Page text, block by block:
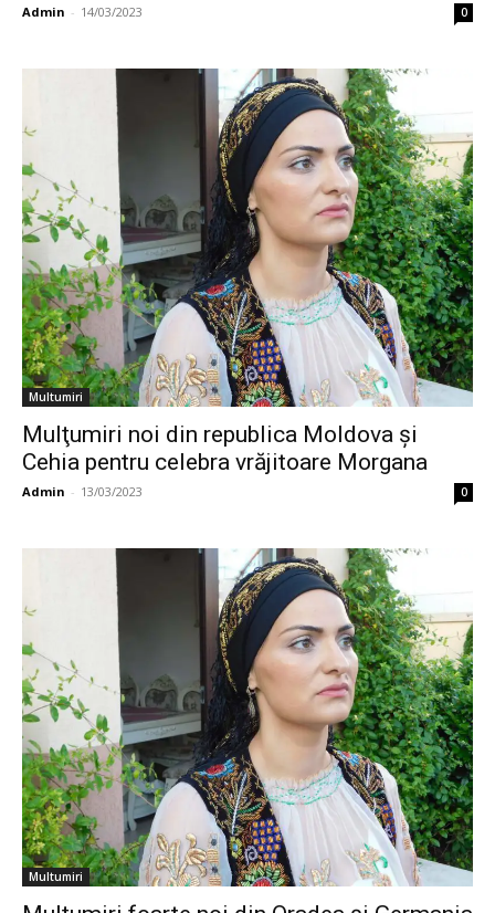
Admin - 14/03/2023 0
Multumiri
Mulţumiri noi din republica Moldova și
Cehia pentru celebra vrăjitoare Morgana
Admin - 13/03/2023 0
Multumiri